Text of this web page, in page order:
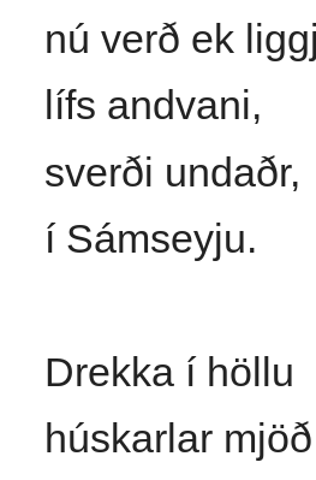
nú verð ek
lífs andvani,
sverði undaðr,
í Sámseyju.
Drekka í höllu
húskarlar mjöð